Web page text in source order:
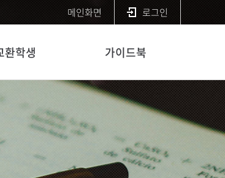
메인화면 로그인
환학생 가이드북